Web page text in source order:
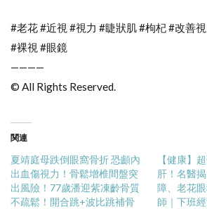
#老花 #近視 #視力 #睫狀肌 #枸杞 #改善
#裸視 #眼鏡
————
© All Rights Reserved.
関連
夏靖庭母跌倒眼窩骨折 恐顱內
出血傷視力！骨鬆增椎間盤突
出風險！77歲潘迎紫凍齡骨質
不疏鬆！開合跳+波比跳補骨
【健康】
肝！名醫
障、老花
師｜下班